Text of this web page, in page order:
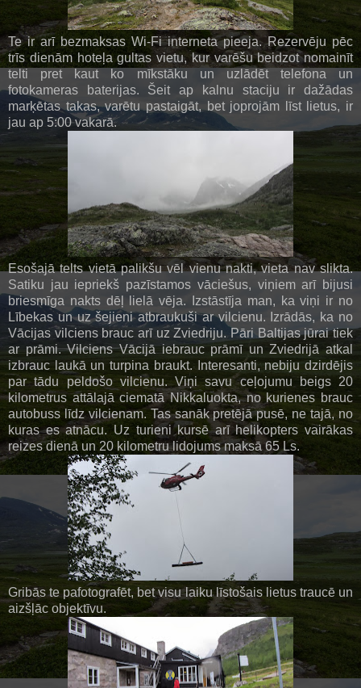
Te ir arī bezmaksas Wi-Fi interneta pieeja. Rezervēju pēc
trīs dienām hoteļa gultas vietu, kur varēšu beidzot nomainīt
telti pret kaut ko mīkstāku un uzlādēt telefona un
fotokameras baterijas. Šeit ap kalnu staciju ir dažādas
marķētas takas, varētu pastaigāt, bet joprojām līst lietus, ir
jau ap 5:00 vakarā.
Esošajā telts vietā palikšu vēl vienu nakti, vieta nav slikta.
Satiku jau iepriekš pazīstamos vāciešus, viņiem arī bijusi
briesmīga nakts dēļ lielā vēja. Izstāstīja man, ka viņi ir no
Lībekas un uz šejieni atbraukuši ar vilcienu. Izrādās, ka no
Vācijas vilciens brauc arī uz Zviedriju. Pāri Baltijas jūrai tiek
ar prāmi. Vilciens Vācijā iebrauc prāmī un Zviedrijā atkal
izbrauc laukā un turpina braukt. Interesanti, nebiju dzirdējis
par tādu peldošo vilcienu. Viņi savu ceļojumu beigs 20
kilometrus attālajā ciematā Nikkaluokta, no kurienes brauc
autobuss līdz vilcienam. Tas sanāk pretējā pusē, ne tajā, no
kuras es atnācu. Uz turieni kursē arī helikopters vairākas
reizes dienā un 20 kilometru lidojums maksā 65 Ls.
Gribās te pafotografēt, bet visu laiku līstošais lietus traucē un
aizšļāc objektīvu.